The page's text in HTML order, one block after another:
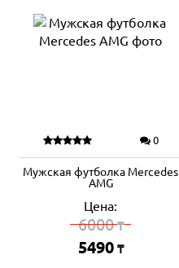
0
Мужская футболка Mercedes
AMG
Цена:
6000₸
5490 ₸